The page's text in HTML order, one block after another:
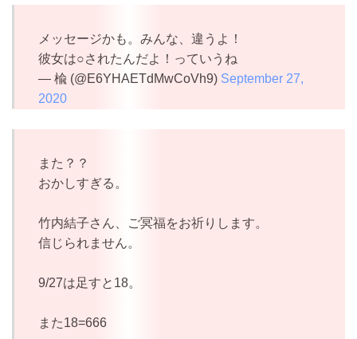
メッセージかも。みんな、違うよ！
彼女は○されたんだよ！っていうね
— 楡 (@E6YHAETdMwCoVh9) September 27,
2020
また？？
おかしすぎる。
竹内結子さん、ご冥福をお祈りします。
信じられません。
9/27は足すと18。
また18=666